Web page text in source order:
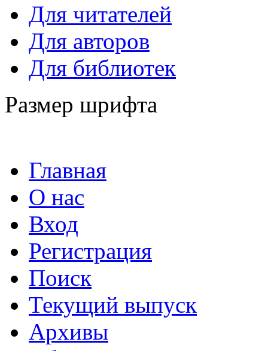
Для читателей
Для авторов
Для библиотек
Размер шрифта
Главная
О нас
Вход
Регистрация
Поиск
Текущий выпуск
Архивы